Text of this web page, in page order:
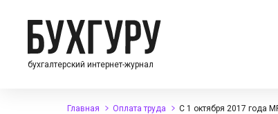
бухгалтерский интернет-журнал
Главная Оплата труда С 1 октября 2017 года